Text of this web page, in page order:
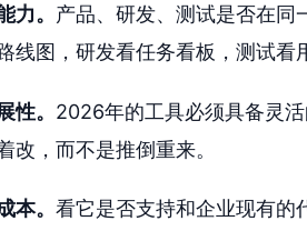
力。 产品、研发、测试是否在同
线图，研发看任务看板，测试看
性。 2026年的工具必须具备灵
改，而不是推倒重来。
本。 看它是否支持和企业现有的